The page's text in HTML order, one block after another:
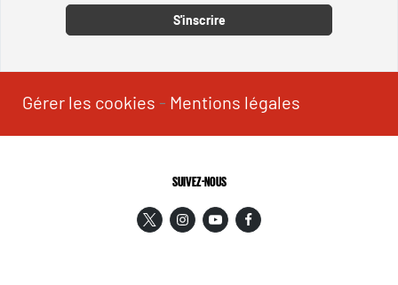
S'inscrire
Gérer les cookies - Mentions légales
SUIVEZ-NOUS